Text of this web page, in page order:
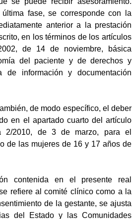
fase, se corresponde con la
anterior a la prestación
en los términos de los artículos
de 14 de noviembre, básica
del paciente y de derechos y
de información y documentación
de modo específico, el deber
en el apartado cuarto del artículo
2/2010, de 3 de marzo, para el
de las mujeres de 16 y 17 años de
contenida en el presente real
refiere al comité clínico como a la
de la gestante, se ajusta
del Estado y las Comunidades